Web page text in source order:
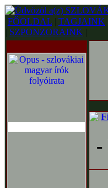
FŐOLDAL | TAGJAINK
| SZPONZORAINK |
-